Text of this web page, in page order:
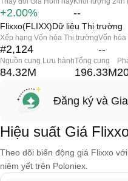
+2.00% --
Flixxo(FLIXX)Dữ liệu Thị trường
Xếp hạng Vốn hóa Thị trường
#2,124
Vốn hóa
--
Nguồn cung Lưu hành
84.32M
Tổng cung
196.33M
Đăng ký và
Hiệu suất Giá
Theo dõi biến động giá Flixxo
niêm yết trên Poloniex.